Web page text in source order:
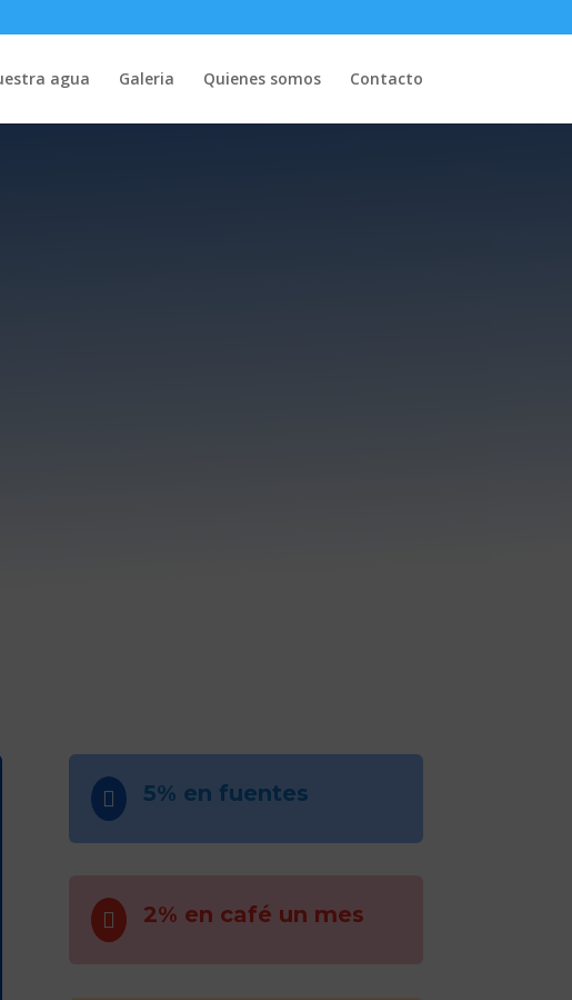
agua Galeria Quienes somos Contacto
 5% en fuentes
 2% en café un mes